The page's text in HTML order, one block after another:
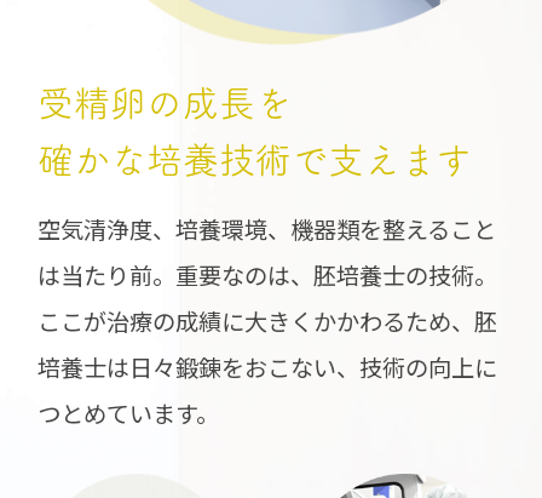
受精卵の成長を
確かな培養技術で支えます
空気清浄度、培養環境、機器類を整えること
は当たり前。重要なのは、胚培養士の技術。
ここが治療の成績に大きくかかわるため、胚
培養士は日々鍛錬をおこない、技術の向上に
つとめています。